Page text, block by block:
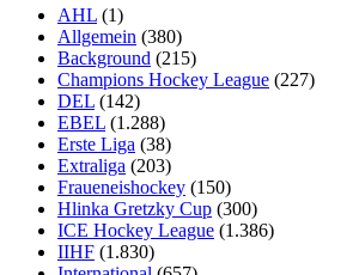
AHL (1)
Allgemein (380)
Background (215)
Champions Hockey League (227)
DEL (142)
EBEL (1.288)
Erste Liga (38)
Extraliga (203)
Fraueneishockey (150)
Hlinka Gretzky Cup (300)
ICE Hockey League (1.386)
IIHF (1.830)